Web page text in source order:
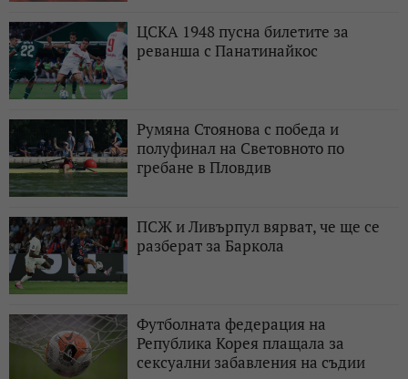
ЦСКА 1948 пусна билетите за
реванша с Панатинайкос
Румяна Стоянова с победа и
полуфинал на Световното по
гребане в Пловдив
ПСЖ и Ливърпул вярват, че ще се
разберат за Баркола
Футболната федерация на
Република Корея плащала за
сексуални забавления на съдии